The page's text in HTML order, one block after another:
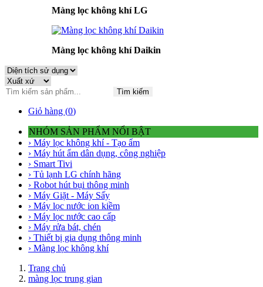
Màng lọc không khí LG
Màng lọc không khí Daikin
Tìm kiếm
Giỏ hàng (0)
NHÓM SẢN PHẨM NỔI BẬT
› Máy lọc không khí - Tạo ẩm
› Máy hút ẩm dân dụng, công nghiệp
› Smart Tivi
› Tủ lạnh LG chính hãng
› Robot hút bụi thông minh
› Máy Giặt - Máy Sấy
› Máy lọc nước ion kiềm
› Máy lọc nước cao cấp
› Máy rửa bát, chén
› Thiết bị gia dụng thông minh
› Màng lọc không khí
Trang chủ
màng lọc trung gian